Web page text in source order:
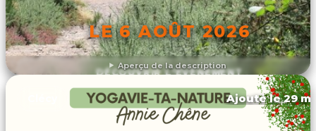
Aperçu de la description
LE 6 AOÛT 2026
DÉCOUVRIR L'ÉVÉNEMENT
Ajouté le 29